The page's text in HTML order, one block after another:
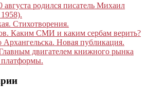
родился писатель Михаил
Стихотворения.
Каким СМИ и каким сербам верить?
Новая публикация.
двигателем книжного рынка